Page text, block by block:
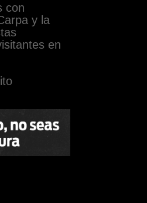
con
y la
en